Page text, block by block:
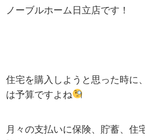
ノーブルホーム日立店です！
住宅を購入しようと思った時に
は予算ですよね
月々の支払いに保険、貯蓄、住